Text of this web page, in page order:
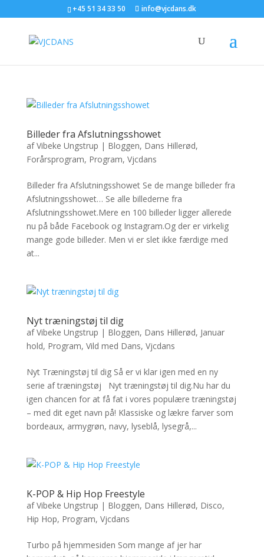
+45 51 34 33 50 info@vjcdans.dk
Billeder fra Afslutningsshowet
afVibeke Ungstrup | Bloggen, Dans Hillerød,
Forårsprogram, Program, Vjcdans
Billeder fra Afslutningsshowet Se de mange billeder fra
Afslutningsshowet… Se alle billederne fra
Afslutningsshowet.Mere en 100 billeder ligger allerede
nu på både Facebook og Instagram.Og der er virkelig
mange gode billeder. Men vi er slet ikke færdige med
at...
Nyt træningstøj til dig
afVibeke Ungstrup | Bloggen, Dans Hillerød, Januar
hold, Program, Vild med Dans, Vjcdans
Nyt Træningstøj til dig Så er vi klar igen med en ny
serie af træningstøj Nyt træningstøj til dig.Nu har du
igen chancen for at få fat i vores populære træningstøj
– med dit eget navn på! Klassiske og lækre farver som
bordeaux, armygrøn, navy, lyseblå, lysegrå,...
K-POP & Hip Hop Freestyle
afVibeke Ungstrup | Bloggen, Dans Hillerød, Disco,
Hip Hop, Program, Vjcdans
Turbo på hjemmesiden Som mange af jer har